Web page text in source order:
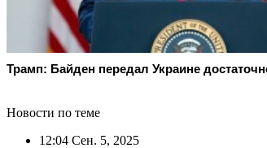
Трамп: Байден передал Украине
Новости по теме
12:04 Сен. 5, 2025